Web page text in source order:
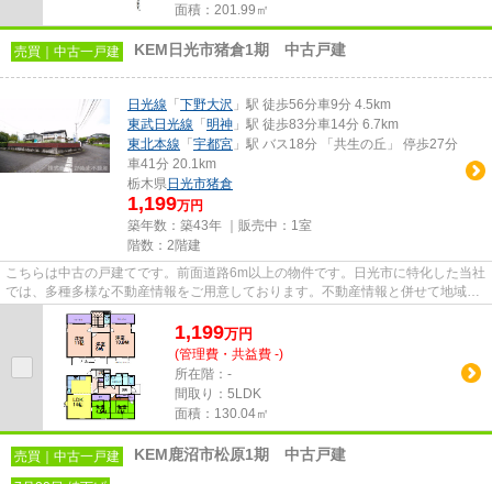
面積：201.99㎡
売買｜中古一戸建 KEM日光市猪倉1期 中古戸建
日光線 「 下野大沢 」駅 徒歩56分車9分 4.5km
東武日光線 「 明神 」駅 徒歩83分車14分 6.7km
東北本線 「 宇都宮 」駅 バス18分 「共生の丘」 停歩27分
車41分 20.1km
栃木県日光市猪倉
1,199万円
築年数：築43年 ｜販売中： 1室
階数：2階建
こちらは中古の戸建てです。前面道路6m以上の物件です。日光市に特化した当社
では、多種多様な不動産情報をご用意しております。不動産情報と併せて地域情
報もお伝え致しますので、ま...
1,199万円
(管理費・共益費 -)
所在階：-
間取り：5LDK
面積：130.04㎡
売買｜中古一戸建 KEM鹿沼市松原1期 中古戸建